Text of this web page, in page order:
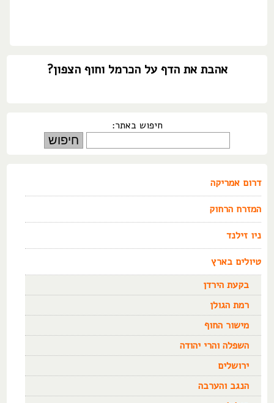
אהבת את הדף על הכרמל וחוף הצפון?
חיפוש באתר:
דרום אמריקה
המזרח הרחוק
ניו זילנד
טיולים בארץ
בקעת הירדן
רמת הגולן
מישור החוף
השפלה והרי יהודה
ירושלים
הנגב והערבה